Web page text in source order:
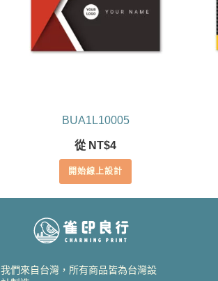
BUA1L10005
從 NT$4
開始線上設計
我們來自台灣，所有商品皆為台灣設